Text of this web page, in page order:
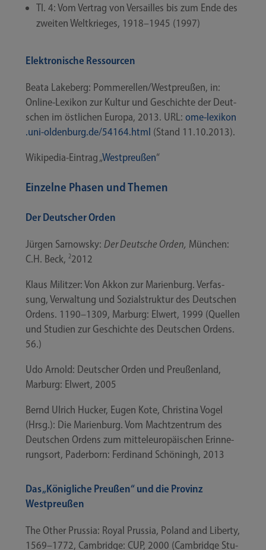
Tl. 4: Vom Ver­trag von Ver­sailles bis zum Ende des
zwei­ten Welt­krie­ges, 1918–1945 (1997)
Elektronische Ressourcen
Bea­ta Lake­berg: Pommerellen/​Westpreußen, in:
Online-​Lexikon zur Kul­tur und Geschich­te der Deut­
schen im öst­li­chen Euro­pa, 2013. URL: ome​-lexi​kon​
.uni​-olden​burg​.de/​5​4​1​6​4​.​h​tml (Stand 11.10.2013).
Wikipedia-​Eintrag „West­preu­ßen“
Einzelne Phasen und Themen
Der Deutscher Orden
Jür­gen Sar­now­sky: Der Deut­sche Orden, Mün­chen:
C.H. Beck, 22012
Klaus Milit­zer: Von Akkon zur Mari­en­burg. Ver­fas­
sung, Ver­wal­tung und Sozi­al­struk­tur des Deut­schen
Ordens. 1190–1309, Mar­burg: Elwert, 1999 (Quel­len
und Stu­di­en zur Geschich­te des Deut­schen Ordens.
56.)
Udo Arnold: Deut­scher Orden und Preu­ßen­land,
Mar­burg: Elwert, 2005
Bernd Ulrich Hucker, Eugen Kote, Chris­ti­na Vogel
(Hrsg.): Die Mari­en­burg. Vom Macht­zen­trum des
Deut­schen Ordens zum mit­tel­eu­ro­päi­schen Erin­ne­
rungs­ort, Pader­born: Fer­di­nand Schö­ningh, 2013
Das „Königliche Preußen“ und die Provinz
Westpreußen
The Other Prus­sia: Roy­al Prus­sia, Pol­and and Liber­ty,
1569–1772, Cam­bridge: CUP, 2000 (Cam­bridge Stu­